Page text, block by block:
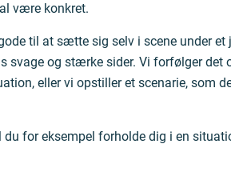
være konkret.
til at sætte sig selv i scene under
svage og stærke sider. Vi forfølger det
eller vi opstiller et scenarie, som
du for eksempel forholde dig i en